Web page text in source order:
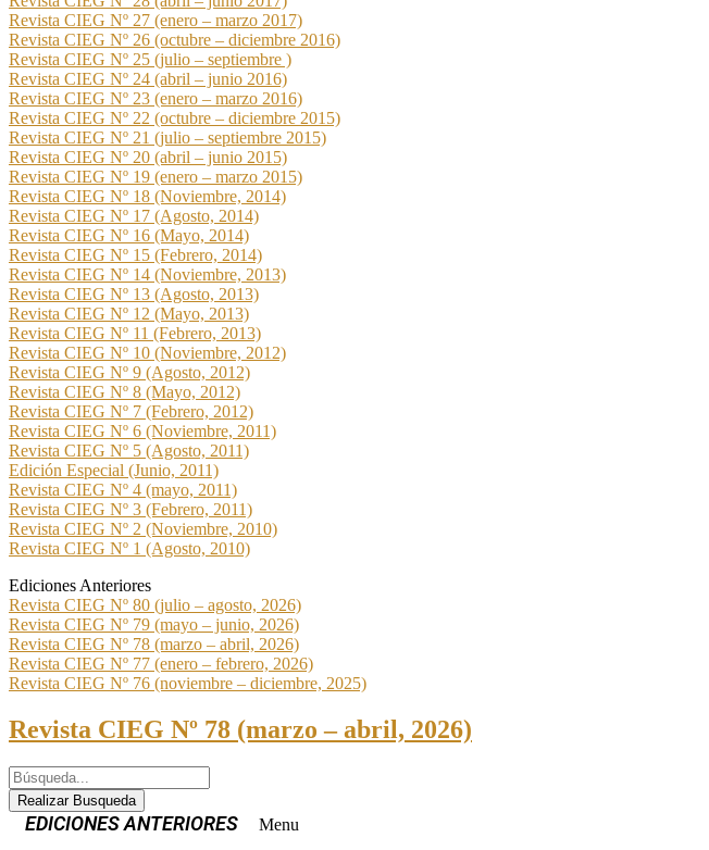
Revista CIEG Nº 1 (Agosto, 2010)
Revista CIEG Nº 2 (Noviembre, 2010)
Revista CIEG Nº 3 (Febrero, 2011)
Revista CIEG Nº 4 (mayo, 2011)
Edición Especial (Junio, 2011)
Revista CIEG Nº 5 (Agosto, 2011)
Revista CIEG Nº 6 (Noviembre, 2011)
Revista CIEG Nº 7 (Febrero, 2012)
Revista CIEG Nº 8 (Mayo, 2012)
Revista CIEG Nº 9 (Agosto, 2012)
Revista CIEG Nº 10 (Noviembre, 2012)
Revista CIEG Nº 11 (Febrero, 2013)
Revista CIEG Nº 12 (Mayo, 2013)
Revista CIEG Nº 13 (Agosto, 2013)
Revista CIEG Nº 14 (Noviembre, 2013)
Revista CIEG Nº 15 (Febrero, 2014)
Revista CIEG Nº 16 (Mayo, 2014)
Revista CIEG Nº 17 (Agosto, 2014)
Revista CIEG Nº 18 (Noviembre, 2014)
Revista CIEG Nº 19 (enero – marzo 2015)
Revista CIEG Nº 20 (abril – junio 2015)
Revista CIEG Nº 21 (julio – septiembre 2015)
Revista CIEG Nº 22 (octubre – diciembre 2015)
Revista CIEG Nº 23 (enero – marzo 2016)
Revista CIEG Nº 24 (abril – junio 2016)
Revista CIEG Nº 25 (julio – septiembre )
Revista CIEG Nº 26 (octubre – diciembre 2016)
Revista CIEG Nº 27 (enero – marzo 2017)
Ediciones Anteriores
Revista CIEG Nº 80 (julio – agosto, 2026)
Revista CIEG Nº 79 (mayo – junio, 2026)
Revista CIEG Nº 78 (marzo – abril, 2026)
Revista CIEG Nº 77 (enero – febrero, 2026)
Revista CIEG Nº 76 (noviembre – diciembre, 2025)
Revista CIEG Nº 78 (marzo – abril, 2026)
Realizar Busqueda
Menu